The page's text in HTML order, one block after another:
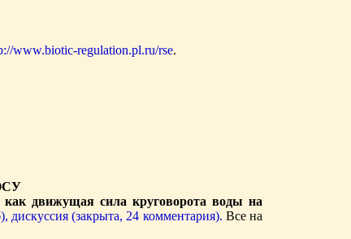
www.biotic-regulation.pl.ru/rse.
как движущая сила круговорота воды на
дискуссия (закрыта, 24 комментария). Все на